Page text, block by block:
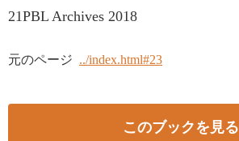
21PBL Archives 2018
元のページ ../index.html#23
このブックを見る